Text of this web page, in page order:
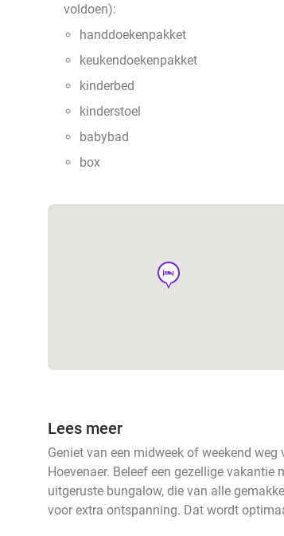
voldoen):
handdoekenpakket
keukendoekenpakket
kinderbed
kinderstoel
babybad
box
hotel
Lees meer
Geniet van een midweek of weekend
Hoevenaer. Beleef een gezellige
uitgeruste bungalow, die van alle
voor extra ontspanning. Dat wordt